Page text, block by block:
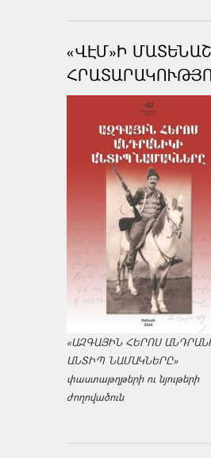
«ՎԷՄ»Ի
«ԱԶԳԱՅԻՆ ՀԵՐՈՍ
ԱՆՏԻՊ ՆԱՄԱԿՆԵՐԸ»
փաստաթղթերի ու նյութերի
ժողովածուն